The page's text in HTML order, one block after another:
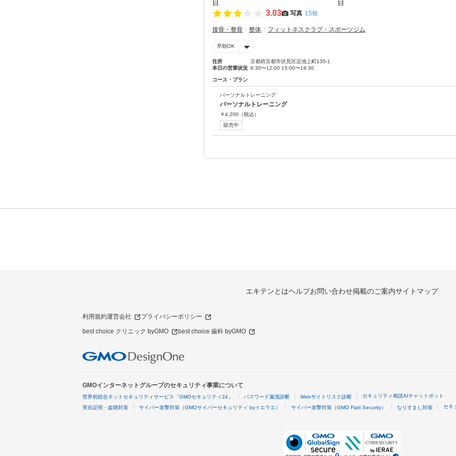
3.03 写真 15枚
接骨・整骨 整体 フィットネスクラブ・スポーツジム
早朝OK
住所
京都府京都市伏見区淀池上町135-1
本日の営業状況 8:30〜12:00 15:00〜19:30
コース・プラン
パーソナルトレーニング
パーソナルトレーニング
￥4,200 （税込）
販売中
エキテンとはヘルプお問い合わせ掲載のご案内サイトマップ
利用規約運営会社 プライバシーポリシー
best choice クリニック byGMO best choice 歯科 byGMO
GMOインターネットグループのセキュリティ事業について
世界初総合ネットセキュリティサービス「GMOセキュリティ24」 パスワード漏洩診断 Webサイトリスク診断 セキュリティ相談AIチャットボット
実在証明・盗聴対策 サイバー攻撃対策（GMOサイバーセキュリティ byイエラエ） サイバー攻撃対策（GMO Flatt Security） なりすまし対策 セキ